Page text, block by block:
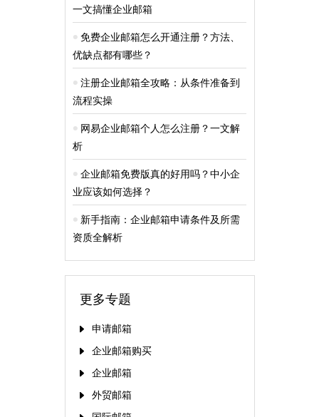
一文搞懂企业邮箱
免费企业邮箱怎么开通注册？方法、
优缺点都有哪些？
注册企业邮箱全攻略：从条件准备到
流程实操
网易企业邮箱个人怎么注册？一文解
析
企业邮箱免费版真的好用吗？中小企
业应该如何选择？
新手指南：企业邮箱申请条件及所需
资质全解析
更多专题
申请邮箱
企业邮箱购买
企业邮箱
外贸邮箱